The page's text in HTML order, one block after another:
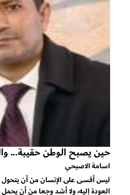
حين يصبح الوطن حقيبة...
اسامة الاصبحي
ليس أقسى على الإنسان من أن
العودة إليه، ولا أشد وجعا من أن